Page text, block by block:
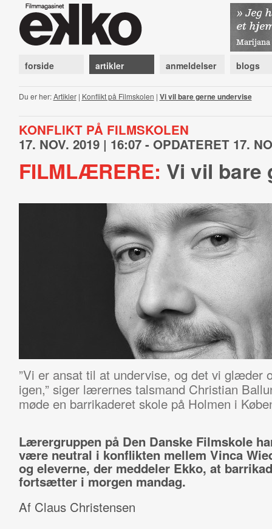
forside artikler anmeldelser blogs
Du er her:Artikler| Konflikt på Filmskolen | Vi vil bare gerne undervise
KONFLIKT PÅ FILMSKOLEN
17. NOV. 2019 | 16:07 - OPDATERET 17.
FILMLÆRERE: Vi vil bare
”Vi er ansat til at undervise, og det vi glæder
igen,” siger lærernes talsmand Christian
møde en barrikaderet skole på Holmen i
Lærergruppen på Den Danske Filmskole
være neutral i konflikten mellem Vinca
og eleverne, der meddeler Ekko, at
fortsætter i morgen mandag.
Af Claus Christensen